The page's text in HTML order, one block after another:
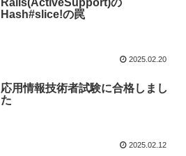
Rails(ActiveSupport)の
Hash#slice!の罠
2025.02.20
応用情報技術者試験に合格しまし
た
2025.02.12